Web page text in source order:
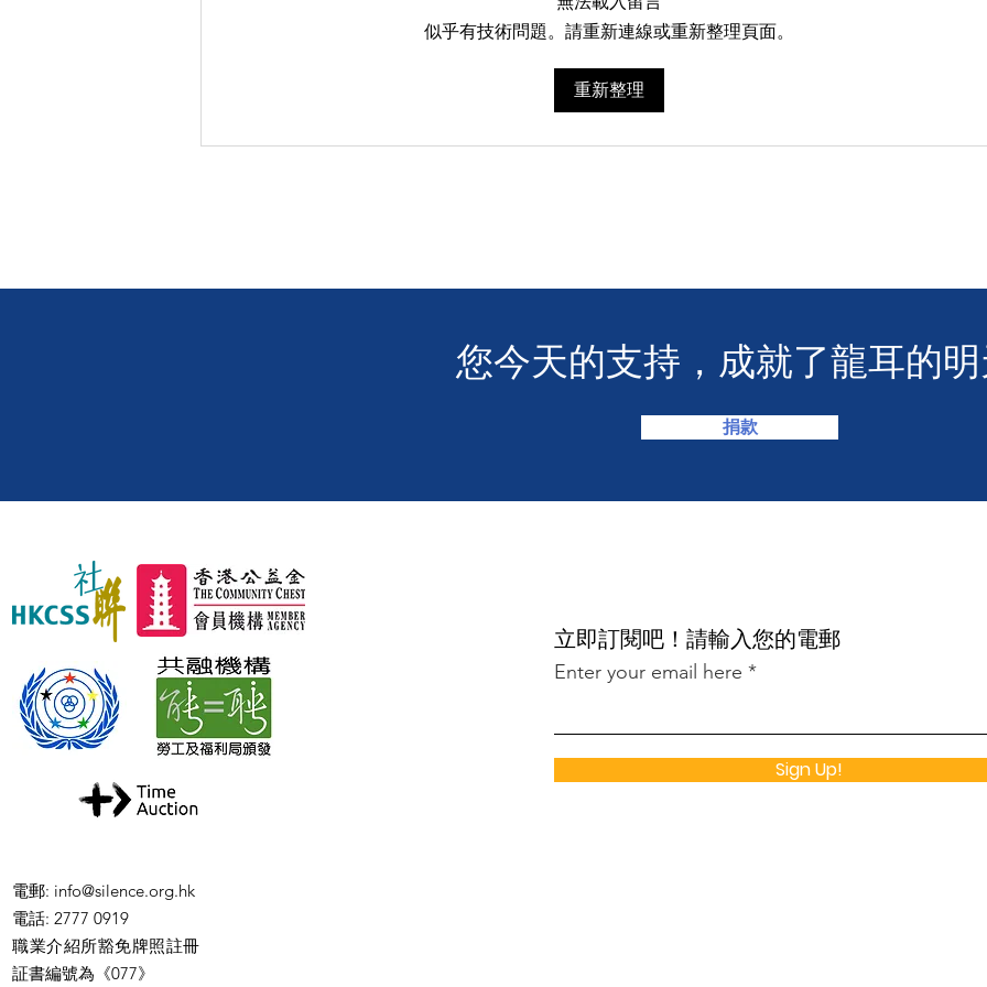
香港警務處 | 網上申請992緊
急短訊求助服務
似乎有技術問題。請重新連線或重新整理頁面。
重新整理
您今天的支持，成就了龍耳的
捐款
電郵: info@silence.org.hk
電話: 2777 0919
職業介紹所豁免牌照註冊
証書編號為《077》
​立即訂閱吧！請輸入您的電郵
Enter your email here
Sign Up!